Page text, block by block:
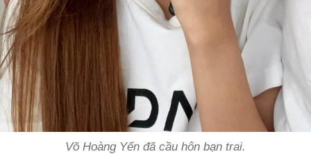
Võ Hoàng Yến đã cầu hôn bạn trai.